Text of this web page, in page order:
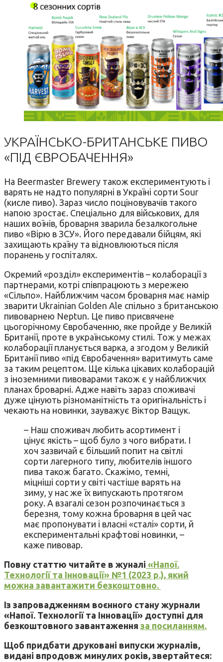
УКРАЇНСЬКО-БРИТАНСЬКЕ ПИВО
«ПІД ЄВРОБАЧЕННЯ»
На Beermaster Brewery також експериментують і
варять не надто популярні в Україні сорти Sour
(кисле пиво). Зараз число поціновувачів такого
напою зростає. Спеціально для військових, для
наших воїнів, броварня зварила безалкогольне
пиво «Вірю в ЗСУ». Його передавали бійцям, які
захищають країну та відновлюються після
поранень у госпіталях.
Окремий «розділ» експериментів – колаборації з
партнерами, котрі співпрацюють з мережею
«Сільпо». Найближчим часом броварня має намір
зварити Ukrainian Golden Ale спільно з британською
пивоварнею Neptun. Це пиво присвячене
цьогорічному Євробаченню, яке пройде у Великій
Британії, проте в українському стилі. Тож у межах
колаборації планується варка, а згодом у Великій
Британії пиво «під Євробачення» варитимуть саме
за таким рецептом. Ще кілька цікавих колаборацій
з іноземними пивоварами також є у найближчих
планах броварні. Адже навіть зараз споживачі
дуже цінують різноманітність та оригінальність і
чекають на новинки, зауважує Віктор Ващук.
– Наш споживач любить асортимент і
цінує якість – щоб було з чого вибрати. І
хоч зазвичай є більший попит на світлі
сорти лагерного типу, любителів іншого
пива також багато. Скажімо, темні,
міцніші сорти у світі частіше варять на
зиму, у нас же їх випускають протягом
року. А взагалі сезон розпочинається з
березня, тому кожна броварня в цей час
має пропонувати і власні «сталі» сорти, й
експериментальні крафтові новинки, –
каже пивовар.
Повну статтю читайте в жуналі «Напої.
Технології та Інновації» №1 (2023 р.), який
можна завантажити безкоштовно.
Із запровадженням воєнного стану журнали
«Напої. Технології та Інновації» доступні для
безкоштовного завантаження за посиланням.
Щоб придбати друковані випуски журналів,
видані впродовж минулих років, звертайтеся: